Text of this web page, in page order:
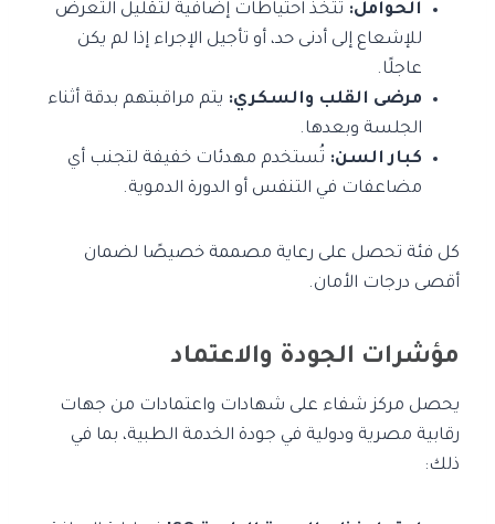
الحوامل: تُتخذ احتياطات إضافية لتقليل التعرض
للإشعاع إلى أدنى حد، أو تأجيل الإجراء إذا لم يكن
عاجلًا.
مرضى القلب والسكري: يتم مراقبتهم بدقة أثناء
الجلسة وبعدها.
كبار السن: تُستخدم مهدئات خفيفة لتجنب أي
مضاعفات في التنفس أو الدورة الدموية.
كل فئة تحصل على رعاية مصممة خصيصًا لضمان
أقصى درجات الأمان.
مؤشرات الجودة والاعتماد
يحصل مركز شفاء على شهادات واعتمادات من جهات
رقابية مصرية ودولية في جودة الخدمة الطبية، بما في
ذلك: